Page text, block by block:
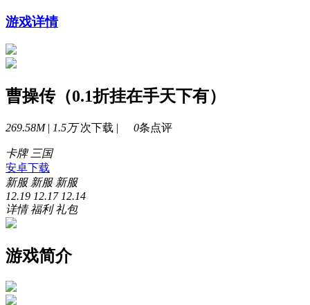
游戏详情
曹操传（0.1折挂在手天下有）
269.58M | 1.5万次下载 | 0条点评
卡牌 三国
安卓下载
新服 新服 新服
12.19 12.17 12.14
详情 福利 礼包
游戏简介